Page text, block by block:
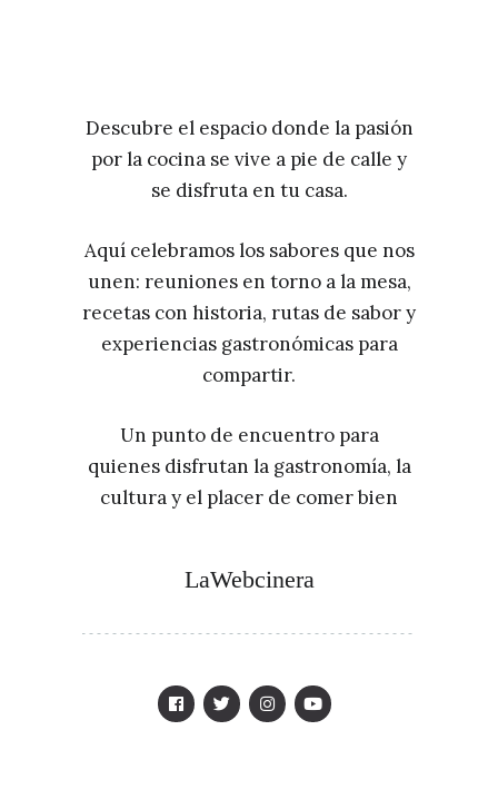
Descubre el espacio donde la pasión
por la cocina se vive a pie de calle y
se disfruta en tu casa.
Aquí celebramos los sabores que nos
unen: reuniones en torno a la mesa,
recetas con historia, rutas de sabor y
experiencias gastronómicas para
compartir.
Un punto de encuentro para
quienes disfrutan la gastronomía, la
cultura y el placer de comer bien
LaWebcinera